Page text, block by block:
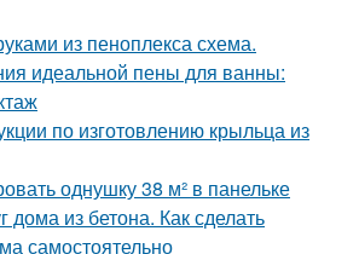
из пеноплекса схема.
идеальной пены для ванны:
по изготовлению крыльца из
однушку 38 м² в панельке
дома из бетона. Как сделать
самостоятельно